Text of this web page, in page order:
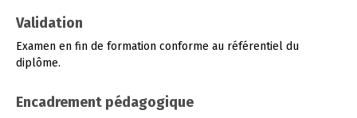
Validation
Examen en fin de formation conforme au référentiel du
diplôme.
Encadrement pédagogique